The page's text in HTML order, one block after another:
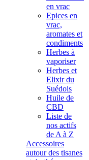
en vrac
Epices en
vrac,
aromates et
condiments
Herbes à
vaporiser
Herbes et
Elixir du
Suédois
Huile de
CBD
Liste de
nos actifs
de A à Z
Accessoires
autour des tisanes